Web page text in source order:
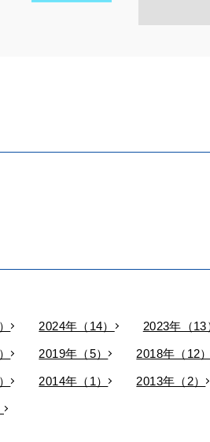
2024年（14） 2023年（13
2019年（5） 2018年（12）
2014年（1） 2013年（2）